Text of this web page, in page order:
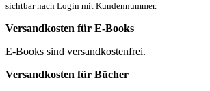
sichtbar nach Login mit Kundennummer.
Versandkosten für E-Books
E-Books sind versandkostenfrei.
Versandkosten für Bücher